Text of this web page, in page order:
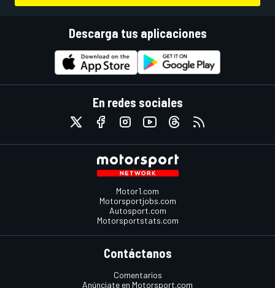
Descarga tus aplicaciones
En redes sociales
Motor1.com
Motorsportjobs.com
Autosport.com
Motorsportstats.com
Contáctanos
Comentarios
Anúnciate en Motorsport.com